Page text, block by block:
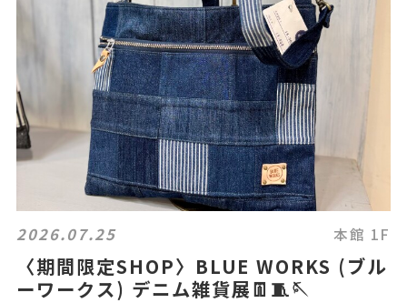
2026.07.25 本館 1F
〈期間限定SHOP〉BLUE WORKS (ブル
ーワークス) デニム雑貨展👖🧵🪡